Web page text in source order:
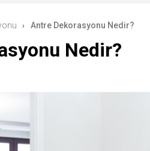
› Antre Dekorasyonu Nedir?
Nedir?